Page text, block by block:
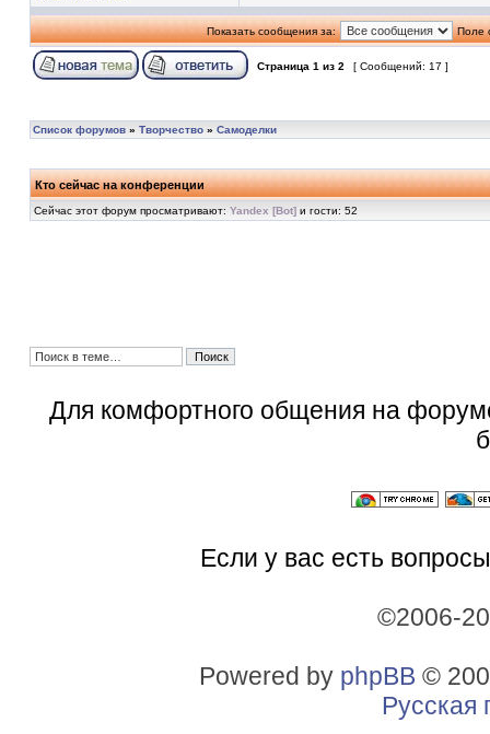
Показать сообщения за: Поле
Страница 1 из 2 [ Сообщений: 17 ]
Список форумов » Творчество » Самоделки
Кто сейчас на конференции
Сейчас этот форум просматривают: Yandex [Bot] и гости: 52
Для комфортного общения на
Если у вас есть
©2006-
Powered by phpBB ©
Русская